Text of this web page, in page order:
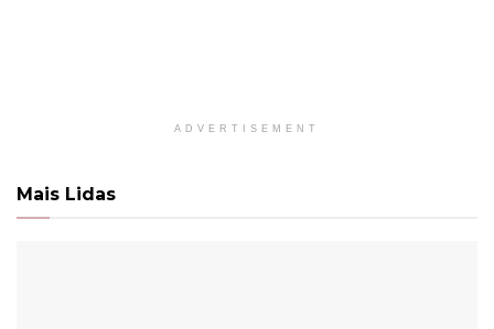
ADVERTISEMENT
Mais Lidas